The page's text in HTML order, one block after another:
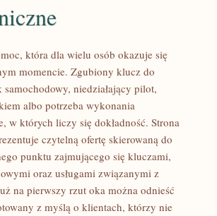
która dla wielu osób okazuje się
momencie. Zgubiony klucz do
niedziałający pilot,
albo potrzeba wykonania
w których liczy się dokładność. Strona
czytelną ofertę skierowaną do
punktu zajmującego się kluczami,
oraz usługami związanymi z
na pierwszy rzut oka można odnieść
z myślą o klientach, którzy nie